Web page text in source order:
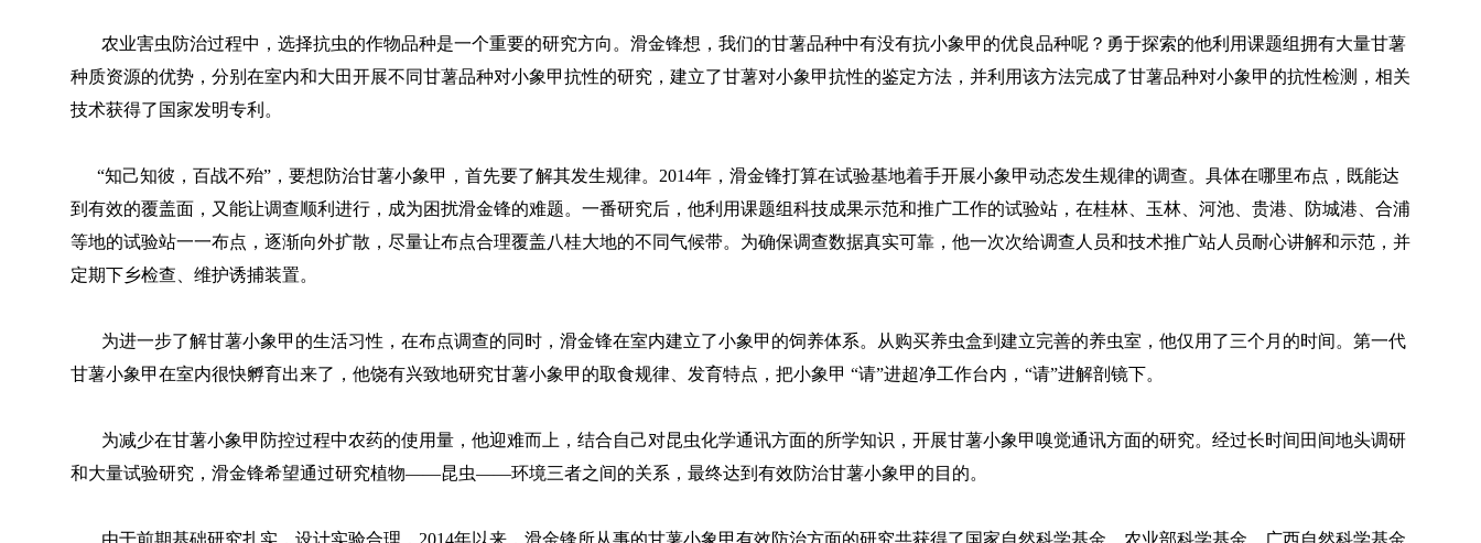
农业害虫防治过程中，选择抗虫的作物品种是一个重要的研究方向。滑金锋想，我们的甘薯品种中有没有抗小象甲的优良品种呢？勇于探索的他利用课题组拥有大量甘薯
种质资源的优势，分别在室内和大田开展不同甘薯品种对小象甲抗性的研究，建立了甘薯对小象甲抗性的鉴定方法，并利用该方法完成了甘薯品种对小象甲的抗性检测，相关
技术获得了国家发明专利。
“知己知彼，百战不殆”，要想防治甘薯小象甲，首先要了解其发生规律。2014年，滑金锋打算在试验基地着手开展小象甲动态发生规律的调查。具体在哪里布点，既能达
到有效的覆盖面，又能让调查顺利进行，成为困扰滑金锋的难题。一番研究后，他利用课题组科技成果示范和推广工作的试验站，在桂林、玉林、河池、贵港、防城港、合浦
等地的试验站一一布点，逐渐向外扩散，尽量让布点合理覆盖八桂大地的不同气候带。为确保调查数据真实可靠，他一次次给调查人员和技术推广站人员耐心讲解和示范，并
定期下乡检查、维护诱捕装置。
为进一步了解甘薯小象甲的生活习性，在布点调查的同时，滑金锋在室内建立了小象甲的饲养体系。从购买养虫盒到建立完善的养虫室，他仅用了三个月的时间。第一代
甘薯小象甲在室内很快孵育出来了，他饶有兴致地研究甘薯小象甲的取食规律、发育特点，把小象甲 “请”进超净工作台内，“请”进解剖镜下。
为减少在甘薯小象甲防控过程中农药的使用量，他迎难而上，结合自己对昆虫化学通讯方面的所学知识，开展甘薯小象甲嗅觉通讯方面的研究。经过长时间田间地头调研
和大量试验研究，滑金锋希望通过研究植物——昆虫——环境三者之间的关系，最终达到有效防治甘薯小象甲的目的。
由于前期基础研究扎实，设计实验合理，2014年以来，滑金锋所从事的甘薯小象甲有效防治方面的研究共获得了国家自然科学基金、农业部科学基金、广西自然科学基金